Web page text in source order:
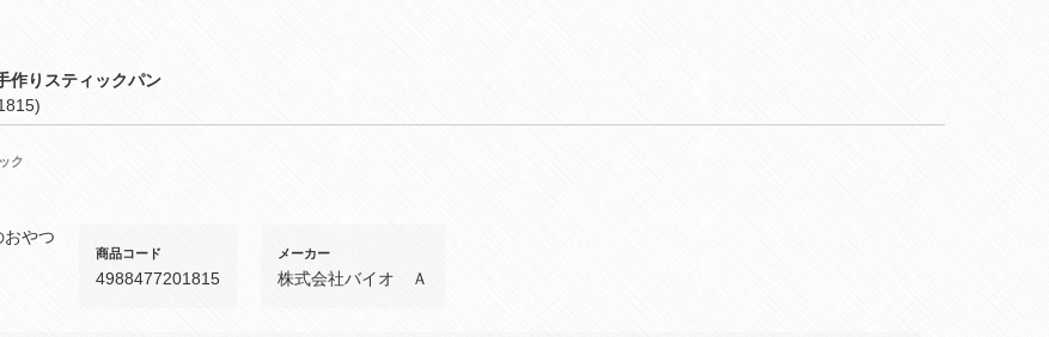
作りスティックパン
ク
おやつ
商品コード
4988477201815
メーカー
株式会社バイオ Ａ